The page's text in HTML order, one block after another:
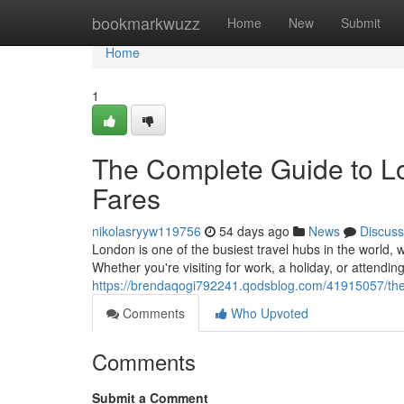
bookmarkwuzz Home New Submit
Home
Home
1
The Complete Guide to
Fares
nikolasryyw119756 54 days ago News
Discuss
London is one of the busiest travel hubs in the world,
Whether you're visiting for work, a holiday, or
https://brendaqogi792241.qodsblog.com/41915057/
Comments
Who Upvoted
Comments
Submit a Comment